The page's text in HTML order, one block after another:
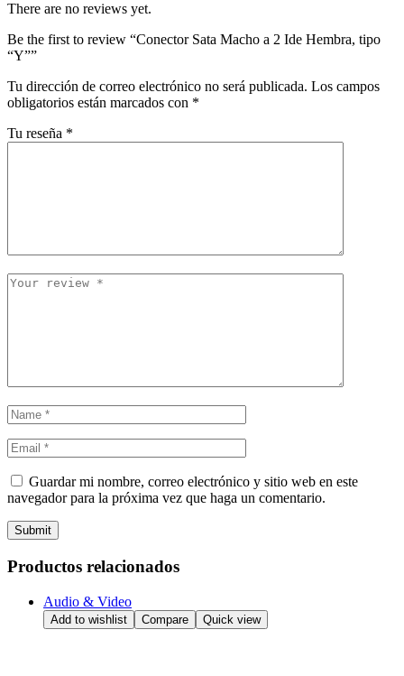
There are no reviews yet.
Be the first to review “Conector Sata Macho a 2 Ide Hembra, tipo
“Y””
Tu dirección de correo electrónico no será publicada. Los campos
obligatorios están marcados con *
Tu reseña *
Guardar mi nombre, correo electrónico y sitio web en este
navegador para la próxima vez que haga un comentario.
Submit
Productos relacionados
Audio & Video
Add to wishlist Compare Quick view